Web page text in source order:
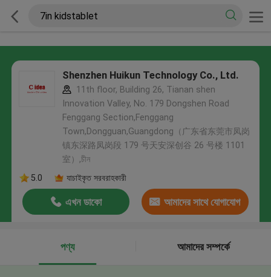
Shenzhen Huikun Technology Co., Ltd.
11th floor, Building 26, Tianan shen
Innovation Valley, No. 179 Dongshen Road
Fenggang Section,Fenggang
Town,Dongguan,Guangdong（广东省东莞市凤岗
镇东深路凤岗段 179 号天安深创谷 26 号楼 1101
室）,চীন
5.0
যাচাইকৃত সরবরাহকারী
এখন ডাকো আমাদের সাথে যোগাযোগ
পণ্য
আমাদের সম্পর্কে